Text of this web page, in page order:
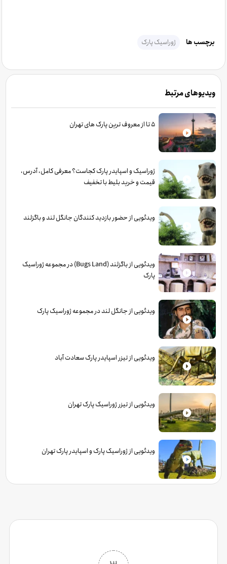
برچسب ها ژوراسیک پارک
ویدیوهای مرتبط
5 تا از معروف ترین پارک های تهران
ژوراسیک و اسپایدر پارک کجاست؟ معرفی کامل، آدرس،
قیمت و خرید بلیط با تخفیف
ویدئویی از حضور بازدید کنندگان جانگل لند و باگزلند
ویدئویی از باگزلند (Bugs Land) در مجموعه ژوراسیک
پارک
ویدئویی از جانگل لند در مجموعه ژوراسیک پارک
ویدئویی از تیزر اسپایدر پارک سعادت آباد
ویدئویی از تیزر ژوراسیک پارک تهران
ویدئویی از ژوراسیک پارک و اسپایدر پارک تهران